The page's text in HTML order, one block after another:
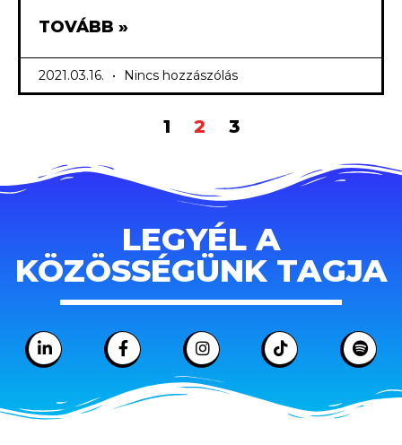
TOVÁBB »
2021.03.16. Nincs hozzászólás
1 2 3
LEGYÉL A
KÖZÖSSÉGÜNK TAGJA